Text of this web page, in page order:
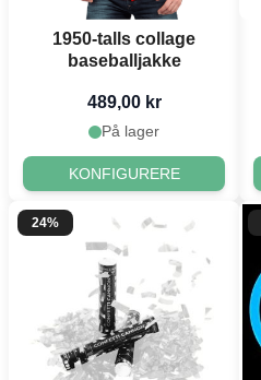
1950-talls collage
baseballjakke
489,00 kr
På lager
KONFIGURERE
24%